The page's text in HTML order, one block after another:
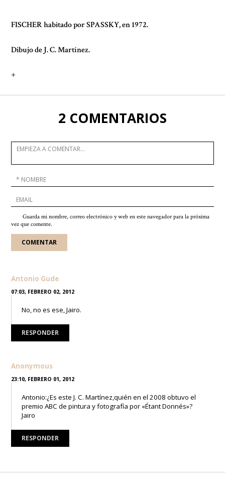
FISCHER habitado por SPASSKY, en 1972.
Dibujo de J. C. Martínez.
+
2 COMENTARIOS
Guarda mi nombre, correo electrónico y web en este navegador para la próxima
vez que comente.
Antonio Gude
07:03, FEBRERO 02, 2012
No, no es ese, Jairo.
RESPONDER
Anonymous
23:10, FEBRERO 01, 2012
Antonio:¿Es este J. C. Martínez,quién en el 2008 obtuvo el
premio ABC de pintura y fotografía por «Étant Donnés»?
Jairo
RESPONDER